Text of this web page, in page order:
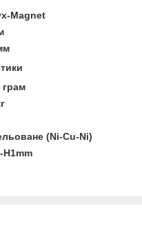
Magnet
грам
(Ni-Cu-Ni)
H1mm